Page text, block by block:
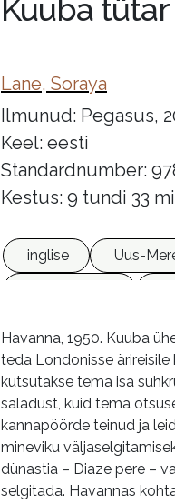
Kuuba tütar
Lane, Soraya
Ilmunud: Pegasus,
Keel: eesti
Standardnumber:
Kestus: 9 tundi 33
inglise Uus-
Havanna, 1950. Kuuba
teda Londonisse
kutsutakse tema isa
saladust, kuid tema
kannapöörde teinud ja
mineviku
dünastia – Diaze pere –
selgitada. Havannas